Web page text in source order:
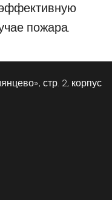
пожара.
стр. 2, корпус